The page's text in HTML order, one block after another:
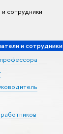
сотрудники
и сотрудники